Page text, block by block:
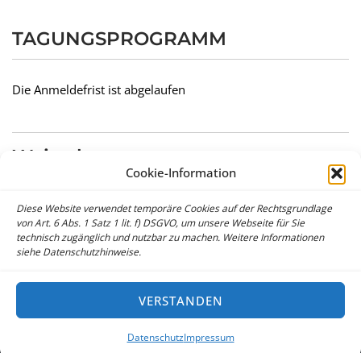
Cookie-Information
Diese Website verwendet temporäre Cookies auf der Rechtsgrundlage
von Art. 6 Abs. 1 Satz 1 lit. f) DSGVO, um unsere Webseite für Sie
technisch zugänglich und nutzbar zu machen. Weitere Informationen
siehe Datenschutzhinweise.
VERSTANDEN
DatenschutzImpressum
TAGUNGSPROGRAMM
Die Anmeldefrist ist abgelaufen
Weiterlesen
Datenschutz